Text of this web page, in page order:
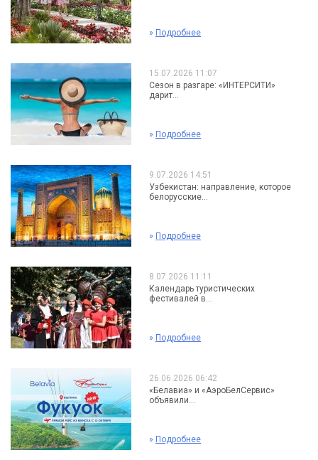
» Подробнее
15.07.2026 11:07
Сезон в разгаре: «ИНТЕРСИТИ»
дарит...
» Подробнее
9.07.2026 14:51
Узбекистан: направление, которое
белорусские...
» Подробнее
8.07.2026 11:11
Календарь туристических
фестивалей в...
» Подробнее
26.06.2026 06:42
«Белавиа» и «АэроБелСервис»
объявили...
» Подробнее